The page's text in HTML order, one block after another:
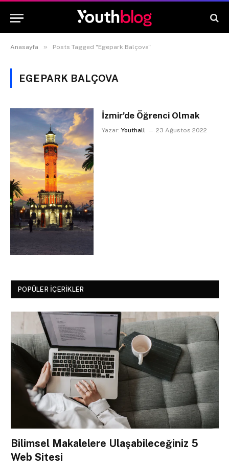
Anasayfa » Posts Tagged "Egepark Balçova"
EGEPARK BALÇOVA
İzmir’de Öğrenci Olmak
Yazar: Youthall 23 Ağustos 2022
POPÜLER İÇERIKLER
Bilimsel Makalelere Ulaşabileceğiniz 5
Web Sitesi